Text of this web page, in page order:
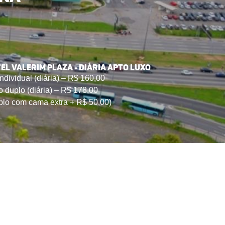
VALERIM PLAZA - Diária Apto luxo
(diária) – R$ 160,00
duplo (diária) – R$ 178,00
com cama extra + R$ 50,00)